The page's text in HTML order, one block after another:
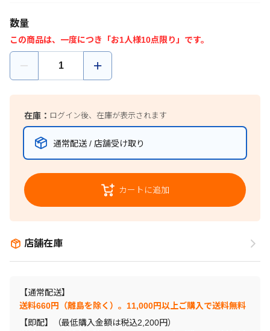
数量
この商品は、一度につき「お1人様10点限り」です。
在庫： ログイン後、在庫が表示されます
通常配送 / 店舗受け取り
カートに追加
店舗在庫
【通常配送】
送料660円（離島を除く）。11,000円以上ご購入で送料無料
【即配】（最低購入金額は税込2,200円）